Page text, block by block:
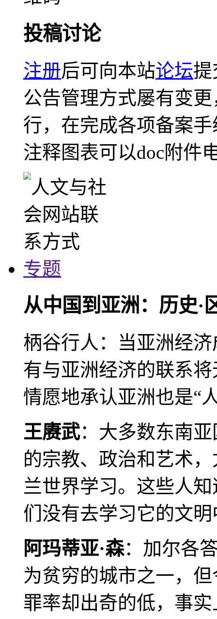
投稿讨论
注册后可向本站论坛提
公告管理方式屡有变
行，在完成各项备案
注释图表可以doc附件
专题
从中国到亚洲：历史·
柄谷行人：当亚洲经
有与亚洲经济的联系
情愿地承认亚洲也是“
王赓武：大多数东南
的宗教、政治和艺术
兰世界学习。这些人
们没有去学习它的文
阿玛蒂亚·森：加尔各
为贫穷的城市之一，
罪率却出奇的低，事